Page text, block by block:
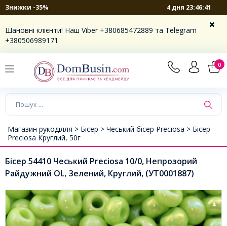
Знижки -35% 4 дня 23:46:40
Шановні клієнти! Наш Viber +380685472889 та Telegram
+380506989171
0
Магазин рукоділля > Бісер > Чеський бісер Preciosa > Бісер
Preciosa Круглий, 50г
Бісер 54410 Чеський Preciosa 10/0, Непрозорий
Райдужний OL, Зелений, Круглий, (УТ0001887)